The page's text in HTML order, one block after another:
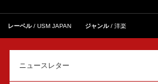
レーベル USM JAPAN ジャンル 洋楽
ニュースレター